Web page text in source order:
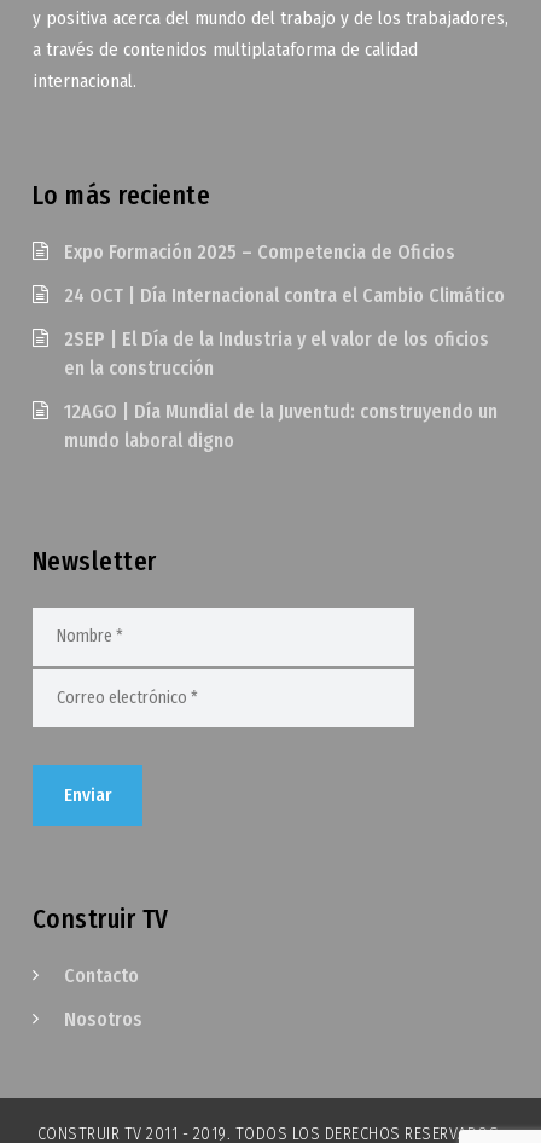
y positiva acerca del mundo del trabajo y de los trabajadores,
a través de contenidos multiplataforma de calidad
internacional.
Lo más reciente
Expo Formación 2025 – Competencia de Oficios
24 OCT | Día Internacional contra el Cambio Climático
2SEP | El Día de la Industria y el valor de los oficios
en la construcción
12AGO | Día Mundial de la Juventud: construyendo un
mundo laboral digno
Newsletter
Construir TV
Contacto
Nosotros
CONSTRUIR TV 2011 - 2019. TODOS LOS DERECHOS RESERVADOS.